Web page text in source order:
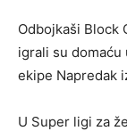
Odbojkaši Block
igrali su domaću
ekipe Napredak
U Super ligi za